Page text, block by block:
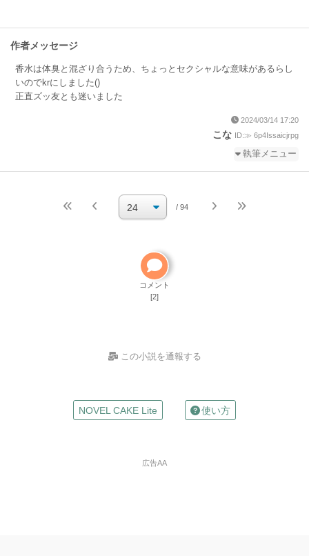
作者メッセージ
香水は体臭と混ざり合うため、ちょっとセクシャルな意味があるらし
いのでkrにしました()
正直ズッ友とも迷いました
2024/03/14 17:20
こな ID:≫ 6p4Issaicjrpg
執筆メニュー
続きを執筆
/ 94
コメント
[2]
この小説を通報する
※入力した場合は確認メールが自動返信されます
NOVEL CAKE Lite 使い方
広告AA